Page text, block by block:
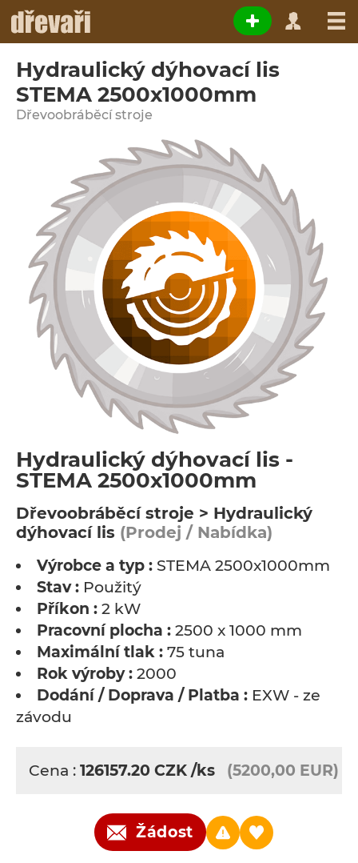
Hydraulický dýhovací lis
STEMA 2500x1000mm
Dřevoobráběcí stroje
Hydraulický dýhovací lis -
STEMA 2500x1000mm
Dřevoobráběcí stroje > Hydraulický
dýhovací lis (Prodej / Nabídka)
Výrobce a typ : STEMA 2500x1000mm
Stav : Použitý
Příkon : 2 kW
Pracovní plocha : 2500 x 1000 mm
Maximální tlak : 75 tuna
Rok výroby : 2000
Dodání / Doprava / Platba : EXW - ze
závodu
Cena : 126157.20 CZK /ks (5200,00 EUR)
Žádost